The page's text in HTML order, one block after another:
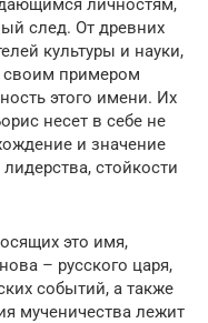
личностям,
след. От древних
культуры и науки,
примером
этого имени. Их
несет в себе не
и значение
стойкости
это имя,
– русского царя,
событий, а также
мученичества лежит